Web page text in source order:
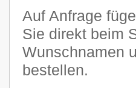
Auf Anfrage
Sie direkt beim
Wunschnamen
bestellen.